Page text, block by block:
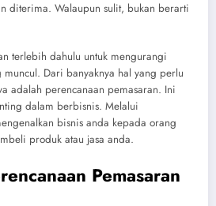
diterima. Walaupun sulit, bukan berarti
terlebih dahulu untuk mengurangi
muncul. Dari banyaknya hal yang perlu
adalah perencanaan pemasaran. Ini
dalam berbisnis. Melalui
bisnis anda kepada orang
produk atau jasa anda.
Pemasaran